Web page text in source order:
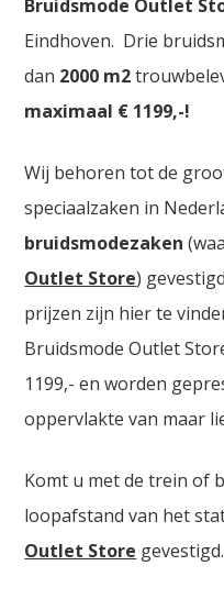
Bruidsmode Outlet
Eindhoven. Drie
dan 2000 m2
maximaal € 1199,-!
Wij behoren tot de
speciaalzaken in
bruidsmodezaken
Outlet Store)
prijzen zijn hier te
Bruidsmode Outlet
1199,- en worden
oppervlakte van maar
Komt u met de trein of
loopafstand van het
Outlet Store gevestigd.